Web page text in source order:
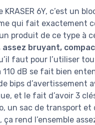
KRASER 6Y, c’est un
qui fait exactement
produit de ce type à
assez bruyant,
faut pour l’utiliser
110 dB se fait bien
bips d’avertissement
et le fait d’avoir 3
un sac de transport et
ça rend l’ensemble